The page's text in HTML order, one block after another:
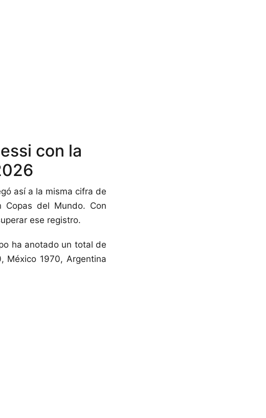
con la
así a la misma cifra de
del Mundo. Con
ese registro.
ha anotado un total de
México 1970, Argentina